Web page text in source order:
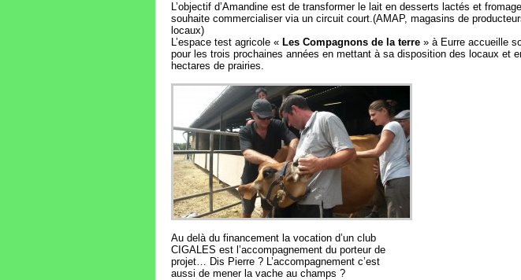
L’objectif d’Amandine est de transformer le lait en desserts lactés et
souhaite commercialiser via un circuit court.(AMAP, magasins de
locaux)
L’espace test agricole « Les Compagnons de la terre » à Eurre accueille
pour les trois prochaines années en mettant à sa disposition des locaux et
hectares de prairies.
Au delà du financement la vocation d’un club
CIGALES est l’accompagnement du porteur de
projet… Dis Pierre ? L’accompagnement c’est
aussi de mener la vache au champs ?